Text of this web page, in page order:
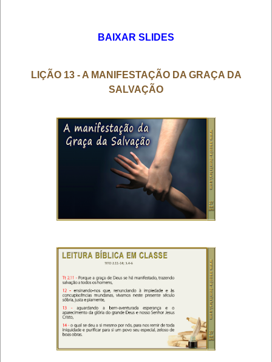
BAIXAR SLIDES
LIÇÃO 13 - A MANIFESTAÇÃO DA GRAÇA DA
SALVAÇÃO